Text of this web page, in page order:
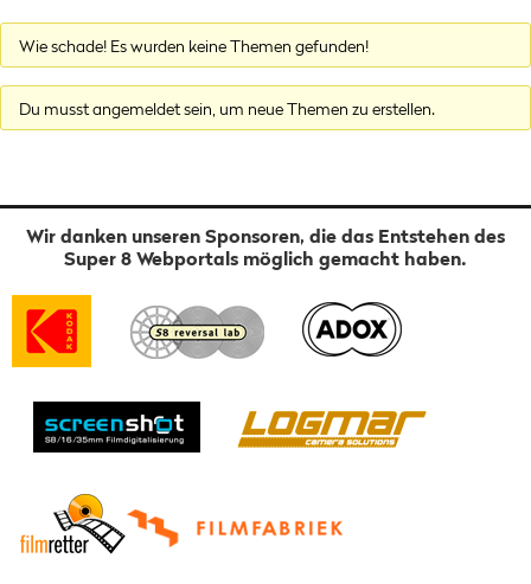
Wie schade! Es wurden keine Themen gefunden!
Du musst angemeldet sein, um neue Themen zu erstellen.
Wir danken unseren Sponsoren, die das Entstehen des
Super 8 Webportals möglich gemacht haben.